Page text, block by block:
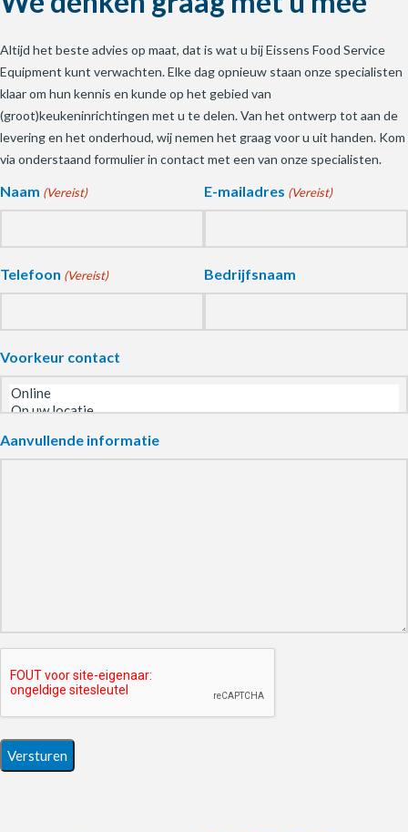
Altijd het beste advies op maat, dat is wat u bij Eissens Food Service
Equipment kunt verwachten. Elke dag opnieuw staan onze specialisten
klaar om hun kennis en kunde op het gebied van
(groot)keukeninrichtingen met u te delen. Van het ontwerp tot aan de
levering en het onderhoud, wij nemen het graag voor u uit handen. Kom
via onderstaand formulier in contact met een van onze specialisten.
Naam (Vereist) E-mailadres (Vereist)
Telefoon (Vereist) Bedrijfsnaam
Voorkeur contact
Aanvullende informatie